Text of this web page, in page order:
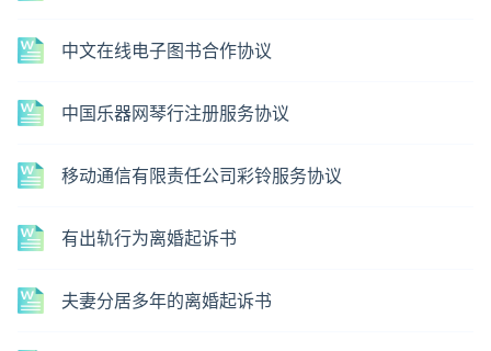
中文在线电子图书合作协议
中国乐器网琴行注册服务协议
移动通信有限责任公司彩铃服务协议
有出轨行为离婚起诉书
夫妻分居多年的离婚起诉书